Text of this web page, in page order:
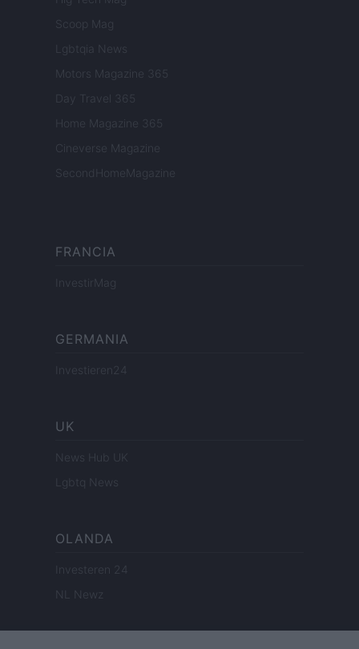
Scoop Mag
Lgbtqia News
Motors Magazine 365
Day Travel 365
Home Magazine 365
Cineverse Magazine
SecondHomeMagazine
FRANCIA
InvestirMag
GERMANIA
Investieren24
UK
News Hub UK
Lgbtq News
OLANDA
Investeren 24
NL Newz